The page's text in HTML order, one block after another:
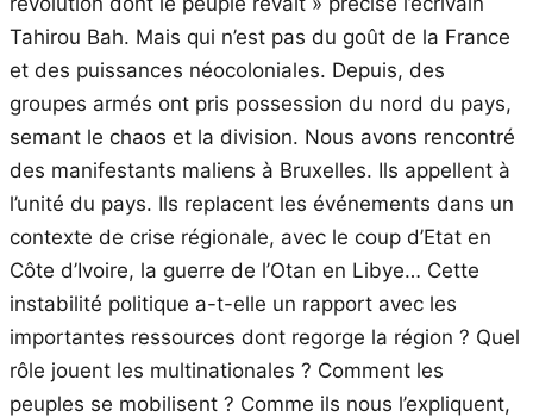
Tahirou Bah. Mais qui n’est pas du goût de la France
et des puissances néocoloniales. Depuis, des
groupes armés ont pris possession du nord du pays,
semant le chaos et la division. Nous avons rencontré
des manifestants maliens à Bruxelles. Ils appellent à
l’unité du pays. Ils replacent les événements dans un
contexte de crise régionale, avec le coup d’Etat en
Côte d’Ivoire, la guerre de l’Otan en Libye… Cette
instabilité politique a-t-elle un rapport avec les
importantes ressources dont regorge la région ? Quel
rôle jouent les multinationales ? Comment les
peuples se mobilisent ? Comme ils nous l’expliquent,